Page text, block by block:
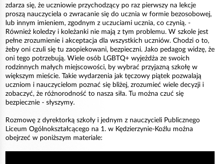
zdarza się, że uczniowie przychodzący po raz pierwszy na lekcje
proszą nauczyciela o zwracanie się do ucznia w formie bezosobowej,
lub innym imieniem, zgodnym z uczuciami ucznia, co czynią. -
Również koledzy i koleżanki nie mają z tym problemu. W szkole jest
pełne zrozumienie i akceptacja dla wszystkich uczniów. Chodzi o to,
żeby oni czuli się tu zaopiekowani, bezpieczni. Jako pedagog widzę, że
oni tego potrzebują. Wiele osób LGBTQ+ wyjeżdża ze swoich
rodzinnych małych miejscowości, by wybrać przyjazną szkołę w
większym mieście. Takie wydarzenia jak tęczowy piątek pozwalają
uczniom i nauczycielom poznać się bliżej, zrozumieć wiele decyzji i
zobaczyć, że różnorodność to nasza siła. Tu można czuć się
bezpiecznie - słyszymy.
Rozmowę z dyrektorką szkoły i jednym z nauczycieli Publicznego
Liceum Ogólnokształcącego na 1. w Kędzierzynie-Koźlu można
obejrzeć w poniższym materiale: